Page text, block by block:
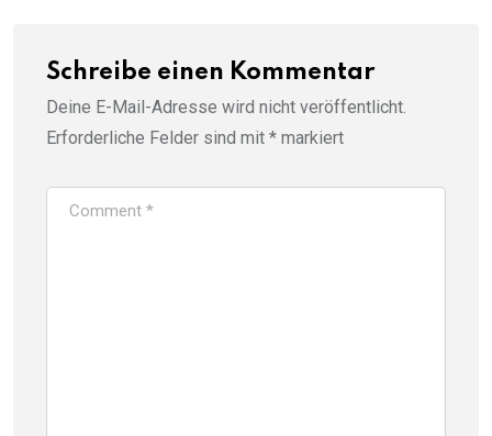
Schreibe einen Kommentar
Deine E-Mail-Adresse wird nicht veröffentlicht.
Erforderliche Felder sind mit * markiert